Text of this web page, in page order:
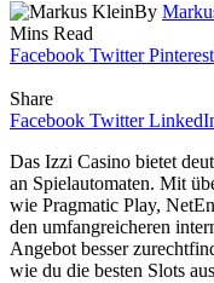
By
Mins Read
Facebook Twitter Pinterest
Share
Facebook Twitter
Das Izzi Casino bietet
an Spielautomaten. Mit
wie Pragmatic Play,
den umfangreicheren
Angebot besser
wie du die besten Slots